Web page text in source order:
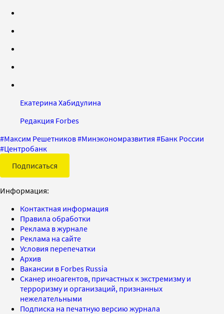
Екатерина Хабидулина
Редакция Forbes
#Максим Решетников#Минэкономразвития #Банк России
#Центробанк
Подписаться
Информация:
Контактная информация
Правила обработки
Реклама в журнале
Реклама на сайте
Условия перепечатки
Архив
Вакансии в Forbes Russia
Сканер иноагентов, причастных к экстремизму и
терроризму и организаций, признанных
нежелательными
Подписка на печатную версию журнала